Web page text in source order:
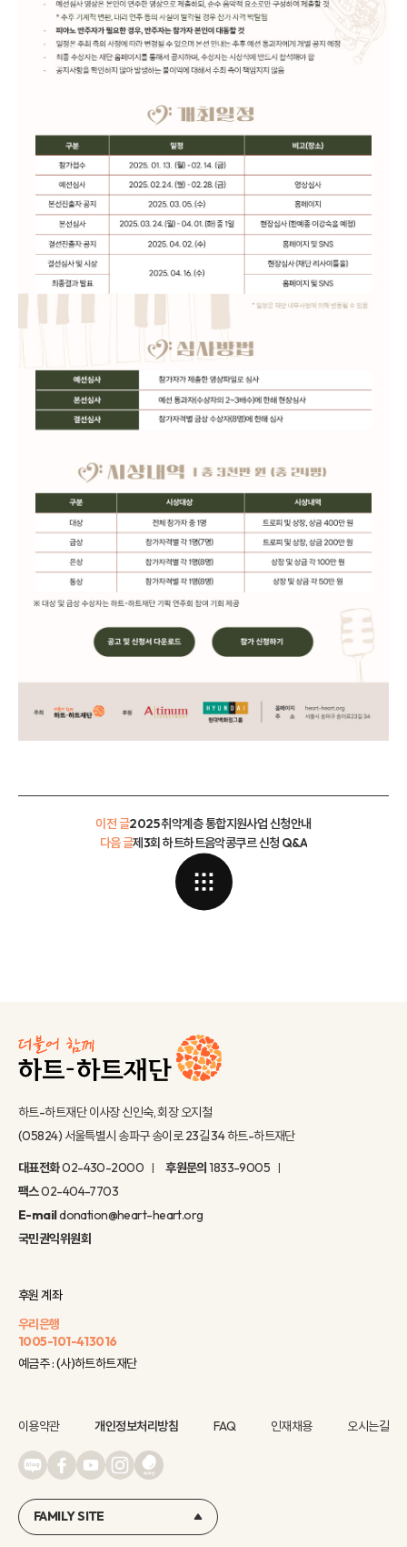
이전 글2025 취약계층 통합지원사업 신청안내
제3회 하트하트음악콩쿠르 신청 Q&A
다음 글
하트-하트재단 이사장 신인숙, 회장 오지철
(05824) 서울특별시 송파구 송이로 23길 34 하트-하트재단
대표전화02-430-2000 후원문의1833-9005
팩스02-404-7703
E-maildonation@heart-heart.org
국민권익위원회
후원 계좌
우리은행
1005-101-413016
예금주 : (사)하트하트재단
이용약관 개인정보처리방침 FAQ 인재채용 오시는길
FAMILY SITE